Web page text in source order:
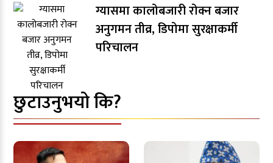
ग्यासमा कालोबजारी रोक्न बजार
अनुगमन तीव्र, डिपोमा सुरक्षाकर्मी
परिचालन
छुटाउनुभयो कि?